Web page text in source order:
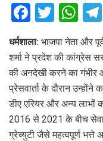
F
ce
b
o
o
k
T
wi
tt
er
W
h
at
s
A
p
p
धर्मशाला: भाजपा नेता और
शर्मा ने प्रदेश की कांग्रेस
की अनदेखी करने का गंभीर
प्रेसवार्ता के दौरान
डीए एरियर और अन्य लाभों
2016 से 2021 के बीच
ग्रेच्युटी जैसे महत्वपूर्ण भत्ते